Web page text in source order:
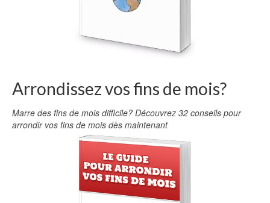
Arrondissez vos fins de mois?
Marre des fins de mois difficile? Découvrez 32 conseils pour
arrondir vos fins de mois dès maintenant